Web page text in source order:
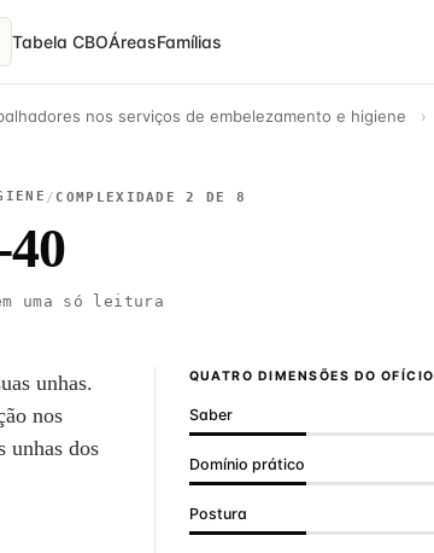
Tabela CBOÁreasFamílias
nos serviços de embelezamento e higiene ›
/ COMPLEXIDADE 2 DE 8
uma só leitura
unhas.
nos
unhas dos
QUATRO DIMENSÕES DO OFÍCIO
Saber
Domínio prático
Postura